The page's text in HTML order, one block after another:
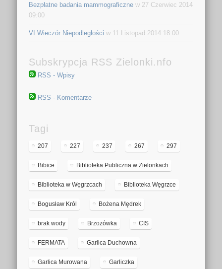
Bezpłatne badania mammograficzne w 27 Czerwiec 2014
09:00
VI Wieczór Niepodległości w 11 Listopad 2014 18:00
Subskrypcja RSS Zielonki.nfo
RSS - Wpisy
RSS - Komentarze
Tagi
207 227 237 267 297
Bibice Biblioteka Publiczna w Zielonkach
Biblioteka w Węgrzcach Biblioteka Węgrzce
Bogusław Król Bożena Mędrek
brak wody Brzozówka CIS
FERMATA Garlica Duchowna
Garlica Murowana Garliczka